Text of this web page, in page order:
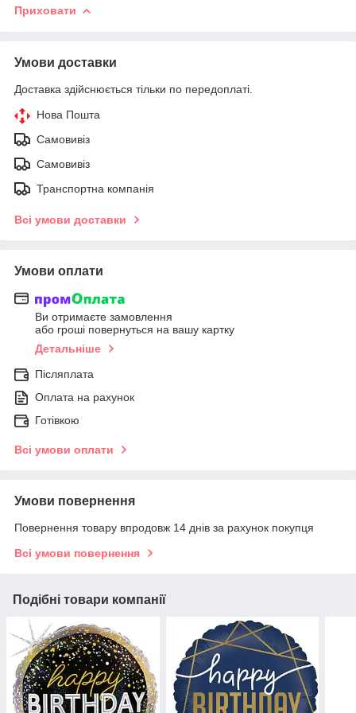
Приховати
Умови доставки
Доставка здійснюється тільки по передоплаті.
Нова Пошта
Самовивіз
Самовивіз
Транспортна компанія
Всі умови доставки
Умови оплати
Ви отримаєте замовлення
або гроші повернуться на вашу картку
Детальніше
Післяплата
Оплата на рахунок
Готівкою
Всі умови оплати
Умови повернення
Повернення товару впродовж 14 днів за рахунок покупця
Всі умови повернення
Подібні товари компанії